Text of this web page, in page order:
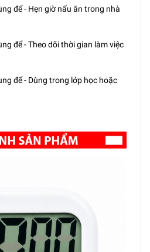
để - Hẹn giờ nấu ăn trong nhà
để - Theo dõi thời gian làm việc
để - Dùng trong lớp học hoặc